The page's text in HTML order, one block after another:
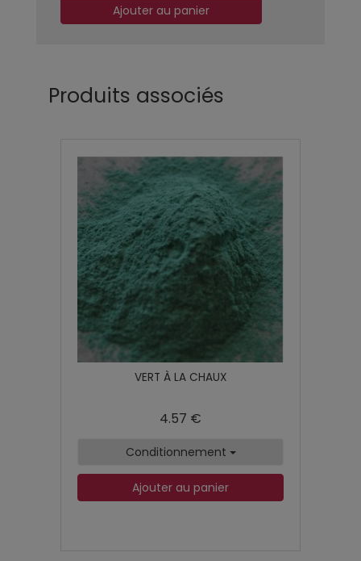
Ajouter au panier
Produits associés
VERT À LA CHAUX
4.57 €
Conditionnement
Ajouter au panier